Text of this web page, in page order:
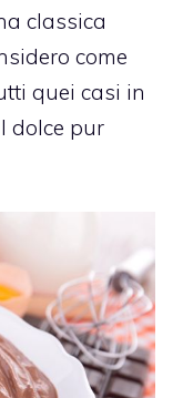
classica
come
quei casi in
dolce pur